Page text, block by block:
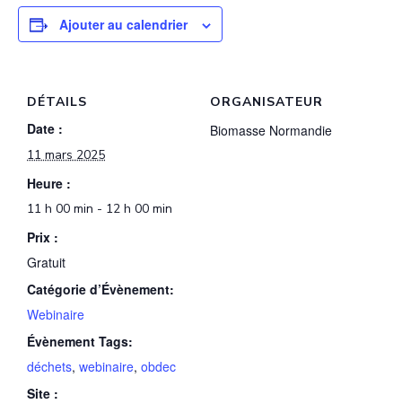
Ajouter au calendrier
DÉTAILS
Date :
11 mars 2025
Heure :
11 h 00 min - 12 h 00 min
Prix :
Gratuit
Catégorie d’Évènement:
Webinaire
Évènement Tags:
déchets, webinaire, obdec
Site :
ORGANISATEUR
Biomasse Normandie